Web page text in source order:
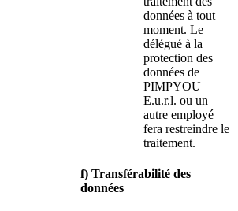
données à tout
moment. Le
délégué à la
protection des
données de
PIMPYOU
E.u.r.l. ou un
autre employé
fera restreindre le
traitement.
f) Transférabilité des
données